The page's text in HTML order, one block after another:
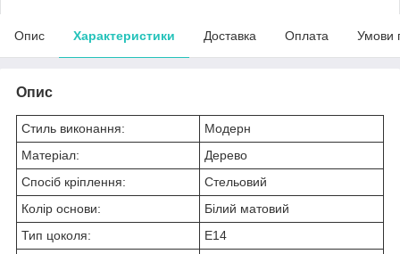
Опис Характеристики Доставка Оплата Умови
Опис
Стиль виконання:
Модерн
Матеріал:
Дерево
Спосіб кріплення:
Стельовий
Колір основи:
Білий матовий
Тип цоколя:
E14